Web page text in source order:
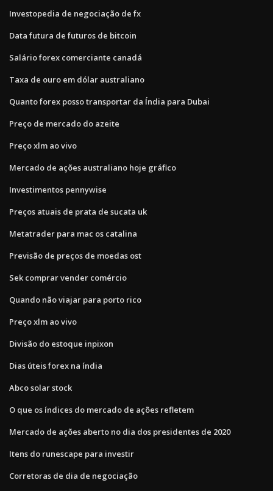
Investopedia de negociação de fx
Data futura de futuros de bitcoin
Salário forex comerciante canadá
Taxa de ouro em dólar australiano
Quanto forex posso transportar da Índia para Dubai
Preço de mercado do azeite
Preço xlm ao vivo
Mercado de ações australiano hoje gráfico
Investimentos pennywise
Preços atuais de prata de sucata uk
Metatrader para mac os catalina
Previsão de preços de moedas ost
Sek comprar vender comércio
Quando não viajar para porto rico
Preço xlm ao vivo
Divisão do estoque inpixon
Dias úteis forex na índia
Abco solar stock
O que os índices do mercado de ações refletem
Mercado de ações aberto no dia dos presidentes de 2020
Itens do runescape para investir
Corretoras de dia de negociação